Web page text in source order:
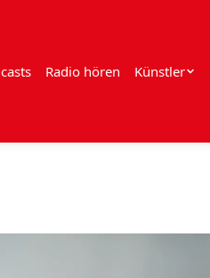
Radio hören Künstler